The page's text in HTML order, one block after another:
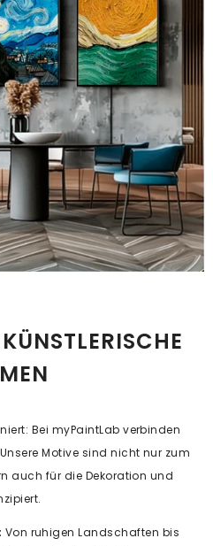
Bei myPaintLab verbinden
Motive sind nicht nur zum
auch für die Dekoration und
Von ruhigen Landschaften bis